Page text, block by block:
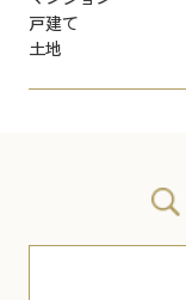
戸建て
土地